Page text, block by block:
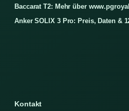
Baccarat T2: Mehr über
Anker SOLIX 3 Pro: Preis, Daten &
Kontakt